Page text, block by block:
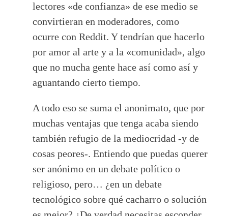
lectores «de confianza» de ese medio se
convirtieran en moderadores, como
ocurre con Reddit. Y tendrían que hacerlo
por amor al arte y a la «comunidad», algo
que no mucha gente hace así como así y
aguantando cierto tiempo.
A todo eso se suma el anonimato, que por
muchas ventajas que tenga acaba siendo
también refugio de la mediocridad -y de
cosas peores-. Entiendo que puedas querer
ser anónimo en un debate político o
religioso, pero… ¿en un debate
tecnológico sobre qué cacharro o solución